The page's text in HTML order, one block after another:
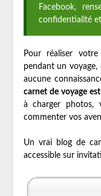
Facebook,
confidentialité
Pour réaliser
pendant un voyage,
aucune
carnet de voyage
à charger photos,
commenter vos
Un vrai blog de
accessible sur